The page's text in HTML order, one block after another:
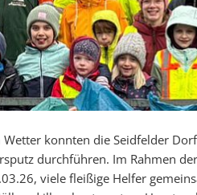
konnten die Seidfelder
durchführen. Im Rahmen
viele fleißige Helfer